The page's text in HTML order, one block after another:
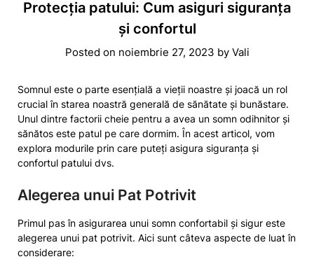
Protecția patului: Cum asiguri siguranța
și confortul
Posted on noiembrie 27, 2023 by Vali
Somnul este o parte esențială a vieții noastre și joacă un rol
crucial în starea noastră generală de sănătate și bunăstare.
Unul dintre factorii cheie pentru a avea un somn odihnitor și
sănătos este patul pe care dormim. În acest articol, vom
explora modurile prin care puteți asigura siguranța și
confortul patului dvs.
Alegerea unui Pat Potrivit
Primul pas în asigurarea unui somn confortabil și sigur este
alegerea unui pat potrivit. Aici sunt câteva aspecte de luat în
considerare: